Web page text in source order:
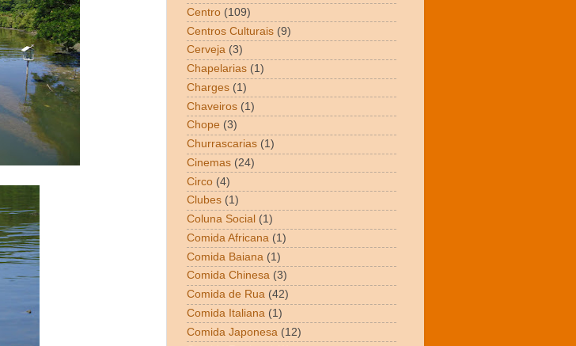
Centro (109)
Centros Culturais (9)
Cerveja (3)
Chapelarias (1)
Charges (1)
Chaveiros (1)
Chope (3)
Churrascarias (1)
Cinemas (24)
Circo (4)
Clubes (1)
Coluna Social (1)
Comida Africana (1)
Comida Baiana (1)
Comida Chinesa (3)
Comida de Rua (42)
Comida Italiana (1)
Comida Japonesa (12)